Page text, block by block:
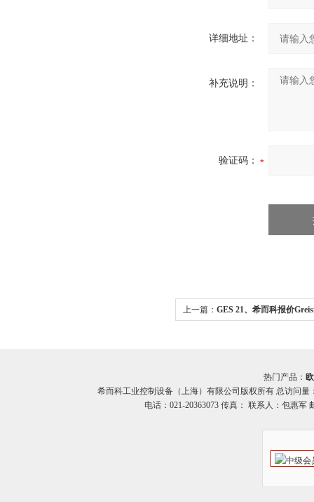
详细地址：
补充说明：
验证码：
上一篇： GES 21、希而科报价
热门产品：
希而科工业控制设备（上海）有限公司版权所有 总访问量
电话：021-20363073 传真： 联系人：包惠军